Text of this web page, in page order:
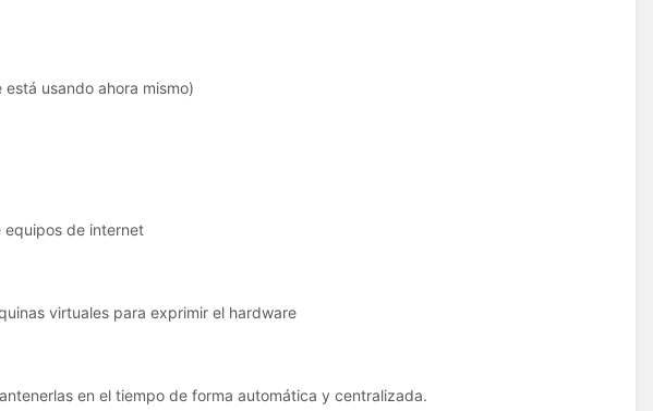
usando ahora mismo)
equipos de internet
virtuales para exprimir el hardware
en el tiempo de forma automática y centralizada.